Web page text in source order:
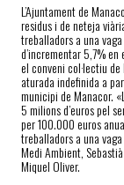
L’Ajuntament de
residus i de neteja
treballadors a una
d’incrementar 5,7%
el conveni col·lectiu de
aturada indefinida a
municipi de Manacor.
5 milions d’euros pel
per 100.000 euros
treballadors a una
Medi Ambient,
Miquel Oliver.